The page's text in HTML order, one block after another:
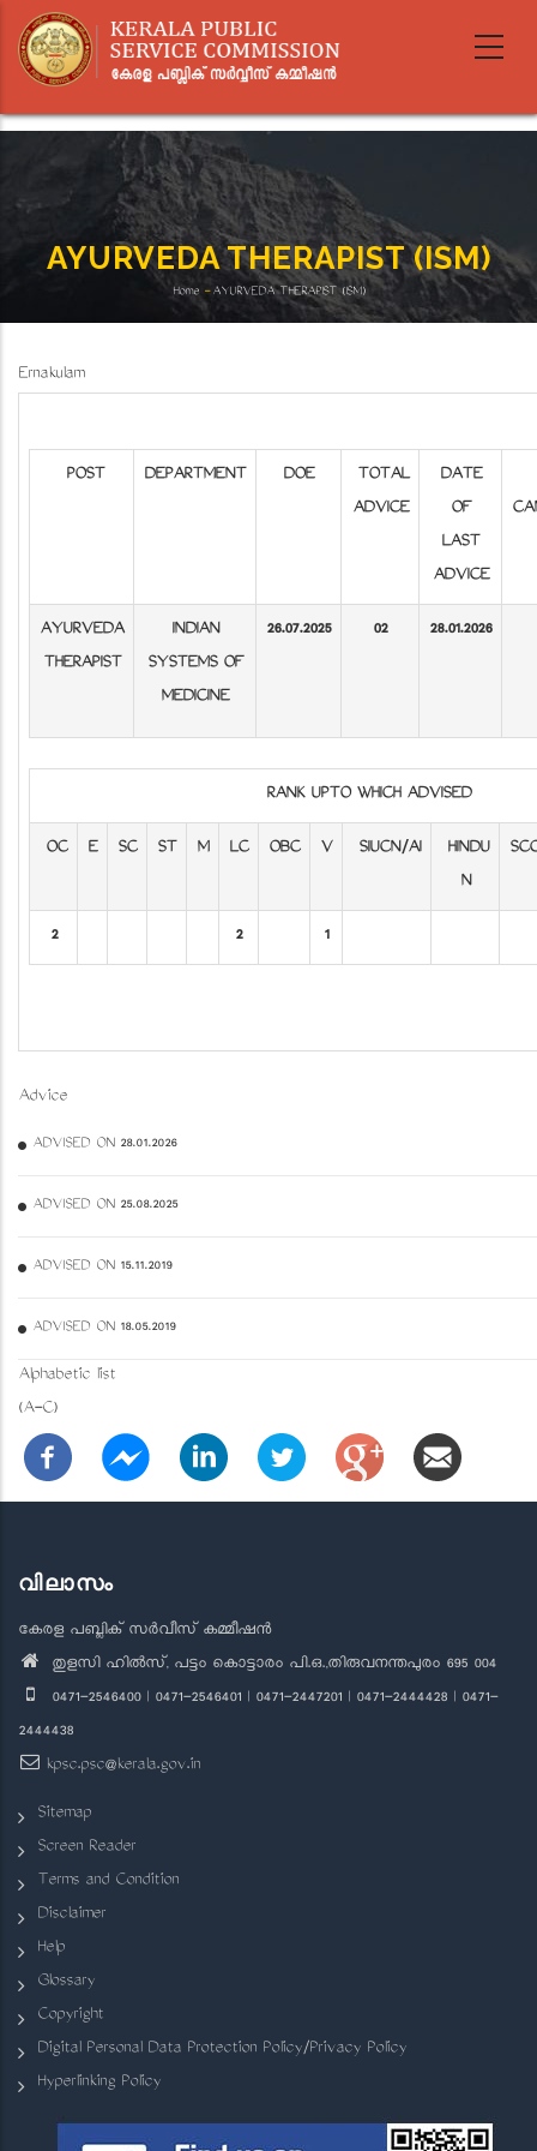
main
content
AYURVEDA THERAPIST (ISM)
Breadcrumb
Home - AYURVEDA THERAPIST (ISM)
Ernakulam
POST DEPARTMENT DOE
TOTAL
ADVICE
DATE
OF
LAST
ADVICE
AYURVEDA
THERAPIST
INDIAN
SYSTEMS OF
MEDICINE
26.07.2025 02 28.01.2026
RANK UPTO WHICH ADVISED
OC E SC ST M LC OBC V SIUCN/AI
HINDU
N
2 2 1
Advice
ADVISED ON 28.01.2026
ADVISED ON 25.08.2025
ADVISED ON 15.11.2019
ADVISED ON 18.05.2019
Alphabetic list
(A-C)
വിലാസം
കേരള പബ്ലിക് സർവീസ് കമ്മീഷൻ
തുളസി ഹിൽസ്, പട്ടം കൊട്ടാരം പി.ഒ.,തിരുവനന്തപുരം 695 004
0471-2546400 | 0471-2546401 | 0471-2447201 | 0471-2444428 | 0471-
2444438
kpsc.psc@kerala.gov.in
Sitemap
Screen Reader
Terms and Condition
Disclaimer
Help
Glossary
Copyright
Digital Personal Data Protection Policy/Privacy Policy
Hyperlinking Policy